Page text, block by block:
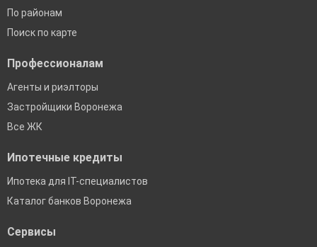
По районам
Поиск по карте
Профессионалам
Агенты и риэлторы
Застройщики Воронежа
Все ЖК
Ипотечные кредиты
Ипотека для IT-специалистов
Каталог банков Воронежа
Сервисы